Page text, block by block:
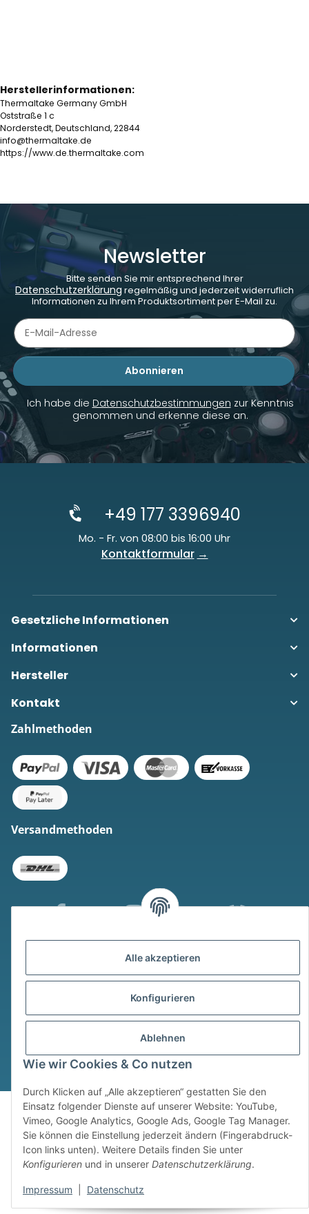
Alle akzeptieren
Konfigurieren
Ablehnen
Wie wir Cookies & Co nutzen
Durch Klicken auf „Alle akzeptieren“ gestatten Sie den
Einsatz folgender Dienste auf unserer Website: YouTube,
Vimeo, Google Analytics, Google Ads, Google Tag Manager.
Sie können die Einstellung jederzeit ändern (Fingerabdruck-
Icon links unten). Weitere Details finden Sie unter
Konfigurieren und in unserer Datenschutzerklärung.
Impressum Datenschutz
Herstellerinformationen:
Thermaltake Germany GmbH
Oststraße 1 c
Norderstedt, Deutschland, 22844
info@thermaltake.de
https://www.de.thermaltake.com
Newsletter
Bitte senden Sie mir entsprechend Ihrer
Datenschutzerklärung regelmäßig und jederzeit widerruflich
Informationen zu Ihrem Produktsortiment per E-Mail zu.
Abonnieren
Newsletter Abonnieren
Ich habe die Datenschutzbestimmungen zur Kenntnis
genommen und erkenne diese an.
+49 177 3396940
Mo. - Fr. von 08:00 bis 16:00 Uhr
Kontaktformular
Gesetzliche Informationen
Informationen
Hersteller
Kontakt
Zahlmethoden
Versandmethoden
Widerrufsbutton
© © Sim Motion GmbH 2026
Powered byJTL-Shop